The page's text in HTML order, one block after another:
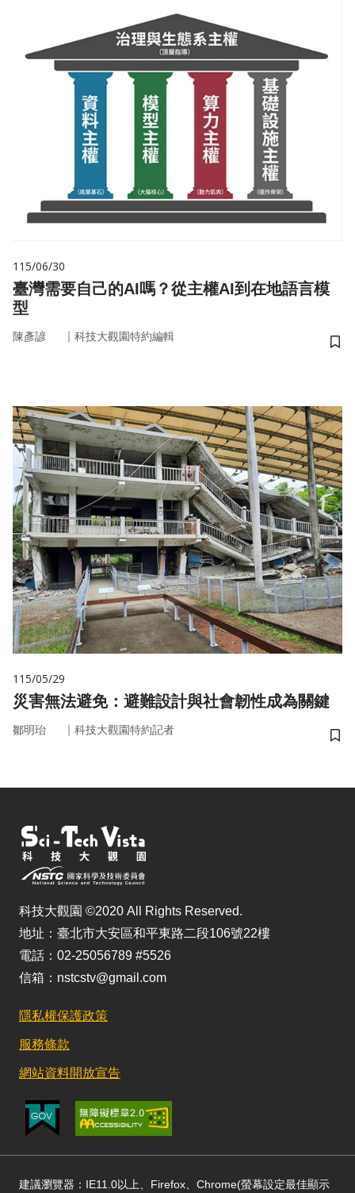
115/06/30
臺灣需要自己的AI嗎？從主權AI到在地語言模
型
陳彥諺 ｜ 科技大觀園特約編輯
儲
115/05/29
災害無法避免：避難設計與社會韌性成為關鍵
鄒明珆 ｜ 科技大觀園特約記者
儲
科技大觀園 ©2020 All Rights Reserved.
地址：臺北市大安區和平東路二段106號22樓
電話：02-25056789 #5526
信箱：nstcstv@gmail.com
隱私權保護政策
服務條款
網站資料開放宣告
建議瀏覽器：IE11.0以上、Firefox、Chrome(螢幕設定最佳顯示